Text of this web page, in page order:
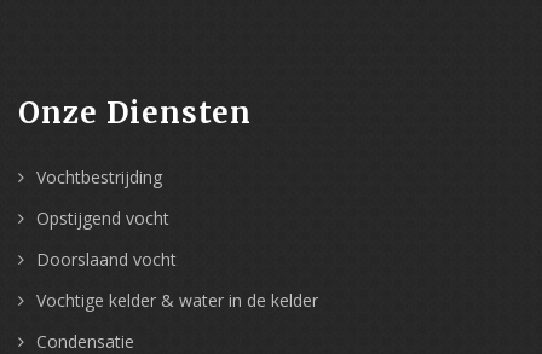
Onze Diensten
Vochtbestrijding
Opstijgend vocht
Doorslaand vocht
Vochtige kelder & water in de kelder
Condensatie